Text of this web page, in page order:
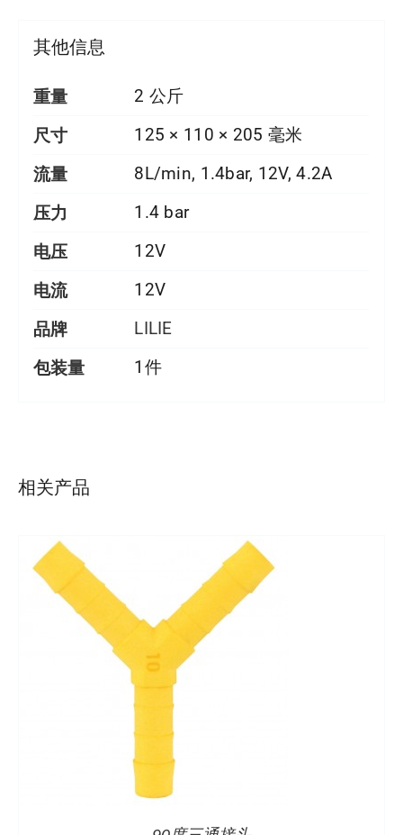
其他信息
重量 2 公斤
尺寸 125 × 110 × 205 毫米
流量 8L/min, 1.4bar, 12V, 4.2A
压力 1.4 bar
电压 12V
电流 12V
品牌 LILIE
包装量 1件
相关产品
详情